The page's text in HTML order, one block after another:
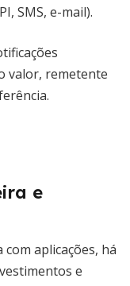
SMS, e-mail).
valor, remetente
e
aplicações, há
e